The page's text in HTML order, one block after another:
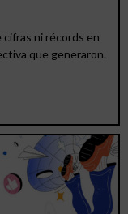
cifras ni récords en
que generaron.